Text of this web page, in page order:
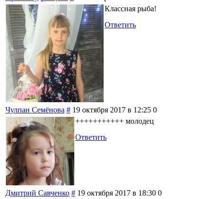
Классная рыба!
Ответить
Чулпан Семёнова # 19 октября 2017 в 12:25 0
+++++++++++ молодец
Ответить
Дмитрий Савченко # 19 октября 2017 в 18:30 0